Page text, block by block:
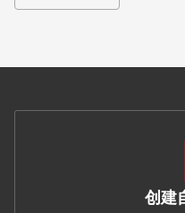
创建